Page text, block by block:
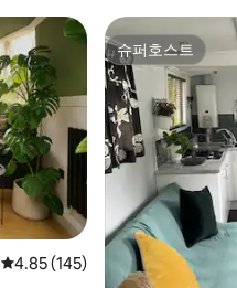
평점 4.85점(5점 만점), 후기 145개
4.85 (145)
슈퍼호스트
슈퍼호스트